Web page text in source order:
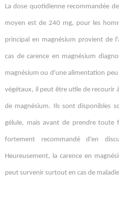
La dose quotidienne recommandée
moyen est de 240 mg, pour les
principal en magnésium provient de
cas de carence en magnésium
magnésium ou d'une alimentation
végétaux, il peut être utile de recourir
de magnésium. Ils sont disponibles
gélule, mais avant de prendre toute
fortement recommandé d'en
Heureusement, la carence en
peut survenir surtout en cas de